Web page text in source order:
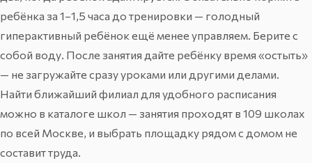
ребёнка за 1–1,5 часа до тренировки — голодный
гиперактивный ребёнок ещё менее управляем. Берите с
собой воду. После занятия дайте ребёнку время «остыть»
— не загружайте сразу уроками или другими делами.
Найти ближайший филиал для удобного расписания
можно в каталоге школ — занятия проходят в 109 школах
по всей Москве, и выбрать площадку рядом с домом не
составит труда.